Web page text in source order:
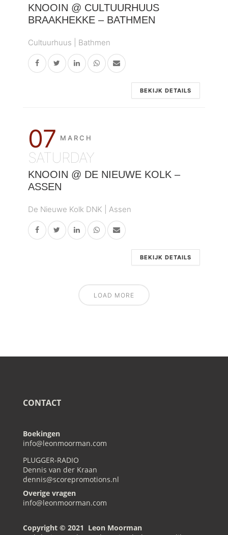
KNOOIN @ CULTUURHUUS
BRAAKHEKKE – BATHMEN
Cultuurhuus | Bathmen
BEKIJK DETAILS
07 MARCH
SATURDAY
KNOOIN @ DE NIEUWE KOLK –
ASSEN
De Nieuwe Kolk DNK | Assen
BEKIJK DETAILS
LOAD MORE
CONTACT
Boekingen
info@leonmoorman.com
PLUGGER-RADIO
Dennis van der Kraan
dennis@scorepromotions.nl
Overige vragen
info@leonmoorman.com
Copyright © 2021 Leon Moorman